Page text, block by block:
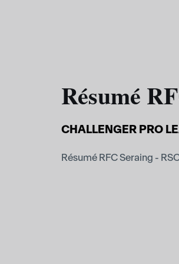
Résumé
CHALLENGER PRO
Résumé RFC Seraing -